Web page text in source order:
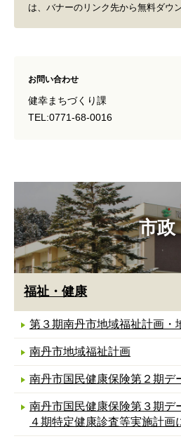
市政
福祉・健康
第３期南丹市地域福祉計画・
南丹市地域福祉計画
南丹市国民健康保険第２期デ
南丹市国民健康保険第３期デ
４期特定健康診査等実施計画
は、バナーのリンク先から無料ダウ
お問い合わせ
健幸まちづくり課
TEL:0771-68-0016